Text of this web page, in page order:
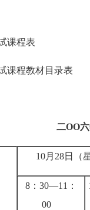
课程表
程教材目录表
二OO
10月28日（
8：30—11：
00